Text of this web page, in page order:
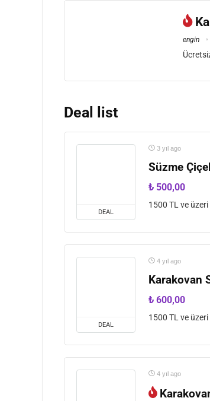
engin
Deal list
DEAL
3 yıl ago
Süzme
₺ 500,00
1500 TL ve
DEAL
4 yıl ago
Karakovan
₺ 600,00
1500 TL ve
4 yıl ago